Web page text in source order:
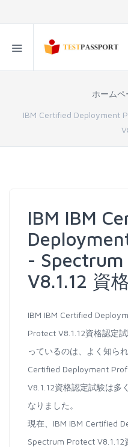
ホームペ
IBM Certified Deployment
IBM IBM
-
V8.1.12 資
IBM IBM Certified
Protect V8.1.12資格認定
っているのは、よく知ら
Certified Deployment
V8.1.12資格認定試験は多
なりました。
現在、IBM IBM Certified
Spectrum Protect